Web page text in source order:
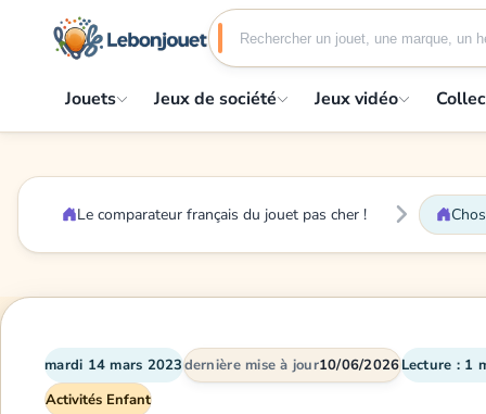
Jouets Jeux de société Jeux vidéo
Le comparateur français du jouet pas cher !
mardi 14 mars 2023dernière mise à jour10/06/2026Lecture : 1
Activités Enfant